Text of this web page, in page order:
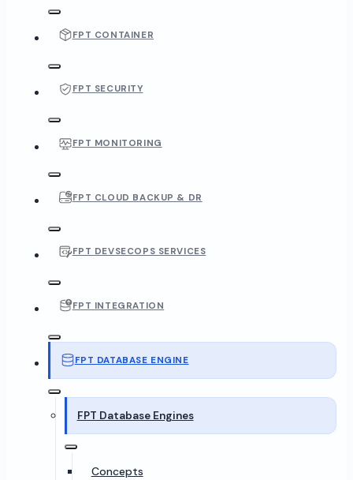
FPT CONTAINER
FPT SECURITY
FPT MONITORING
FPT CLOUD BACKUP & DR
FPT DEVSECOPS SERVICES
FPT INTEGRATION
FPT DATABASE ENGINE
FPT Database Engines
Concepts